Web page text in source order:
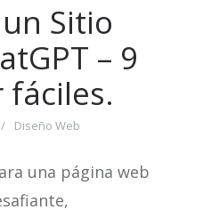
Sitio
– 9
fáciles.
Diseño Web
una página web